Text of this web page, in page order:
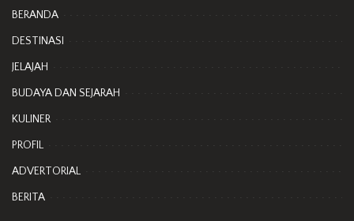
BERANDA
DESTINASI
JELAJAH
BUDAYA DAN SEJARAH
KULINER
PROFIL
ADVERTORIAL
BERITA